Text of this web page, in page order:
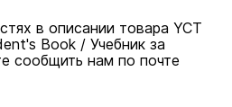
в описании товара YCT
Book / Учебник за
сообщить нам по почте